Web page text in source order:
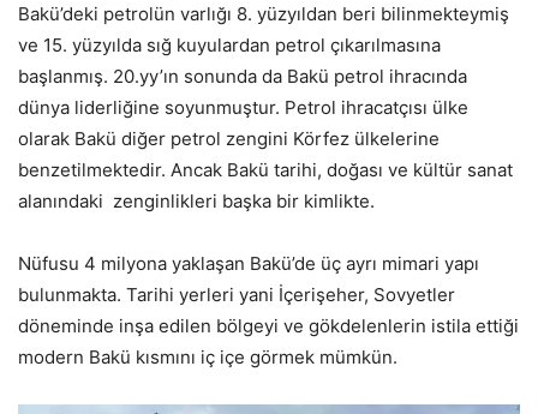
Bakü’deki petrolün varlığı 8. yüzyıldan beri bilinmekteymiş
ve 15. yüzyılda sığ kuyulardan petrol çıkarılmasına
başlanmış. 20.yy’ın sonunda da Bakü petrol ihracında
dünya liderliğine soyunmuştur. Petrol ihracatçısı ülke
olarak Bakü diğer petrol zengini Körfez ülkelerine
benzetilmektedir. Ancak Bakü tarihi, doğası ve kültür sanat
alanındaki zenginlikleri başka bir kimlikte.
Nüfusu 4 milyona yaklaşan Bakü’de üç ayrı mimari yapı
bulunmakta. Tarihi yerleri yani İçerişeher, Sovyetler
döneminde inşa edilen bölgeyi ve gökdelenlerin istila ettiği
modern Bakü kısmını iç içe görmek mümkün.